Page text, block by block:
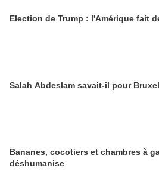
Election de Trump : l'Amérique fait
Salah Abdeslam savait-il pour
Bananes, cocotiers et chambres à
déshumanise